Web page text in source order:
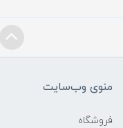
منوی وب‌سایت
فروشگاه